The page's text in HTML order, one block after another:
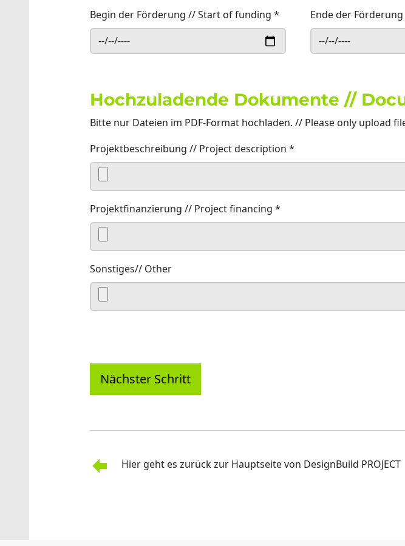
Begin der Förderung // Start of funding * Ende der
Hochzuladende Dokumente //
Bitte nur Dateien im PDF-Format hochladen. // Please only upload
Projektbeschreibung // Project description *
Projektfinanzierung // Project financing *
Sonstiges// Other
Nächster Schritt
Hier geht es zurück zur Hauptseite von DesignBuild PROJECT